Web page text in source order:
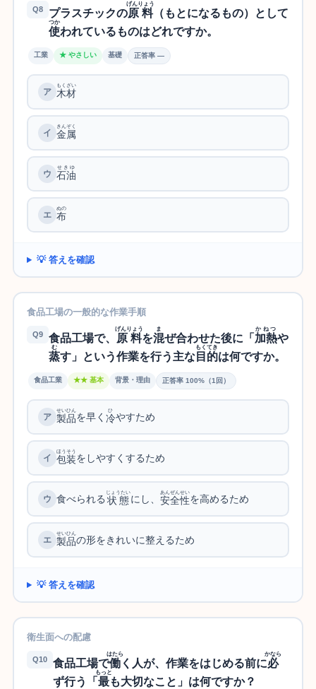
Q8 プラスチックの原料
げんりょう
（もとになるもの）として
使
つか
われているものはどれですか。
工業 ★ やさしい 基礎 正答率 —
木材
もくざい
金属
きんぞく
石油
せきゆ
布
ぬの
💡 答えを確認
食品工場の一般的な作業手順
Q9 食品工場で、 原料
げんりょう
を混
ま
ぜ合わせた後に「 加熱
かねつ
や
蒸
む
す」という作業を行う主な目的
もくてき
は何ですか。
食品工業 ★★ 基本 背景・理由 正答率 100%（1回）
製品
せいひん
を早く 冷
ひ
やすため
包装
ほうそう
をしやすくするため
食べられる 状態
じょうたい
にし、 安全性
あんぜんせい
を高めるため
製品
せいひん
の形をきれいに整えるため
💡 答えを確認
衛生面への配慮
Q10 食品工場で働
はたら
く人が、作業をはじめる前に必
かなら
ず行う「 最
もっと
も大切なこと」は何ですか？